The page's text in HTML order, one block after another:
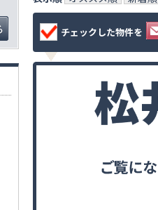
チェックした物件を